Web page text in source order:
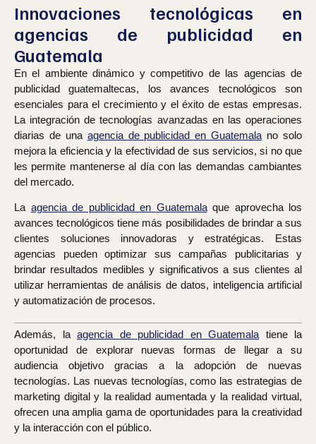
Innovaciones tecnológicas en
agencias de publicidad en
Guatemala
En el ambiente dinámico y competitivo de las agencias de
publicidad guatemaltecas, los avances tecnológicos son
esenciales para el crecimiento y el éxito de estas empresas.
La integración de tecnologías avanzadas en las operaciones
diarias de una agencia de publicidad en Guatemala no solo
mejora la eficiencia y la efectividad de sus servicios, si no que
les permite mantenerse al día con las demandas cambiantes
del mercado.
La agencia de publicidad en Guatemalaque aprovecha los
avances tecnológicos tiene más posibilidades de brindar a sus
clientes soluciones innovadoras y estratégicas. Estas
agencias pueden optimizar sus campañas publicitarias y
brindar resultados medibles y significativos a sus clientes al
utilizar herramientas de análisis de datos, inteligencia artificial
y automatización de procesos.
Además, la agencia de publicidad en Guatemala tiene la
oportunidad de explorar nuevas formas de llegar a su
audiencia objetivo gracias a la adopción de nuevas
tecnologías. Las nuevas tecnologías, como las estrategias de
marketing digital y la realidad aumentada y la realidad virtual,
ofrecen una amplia gama de oportunidades para la creatividad
y la interacción con el público.